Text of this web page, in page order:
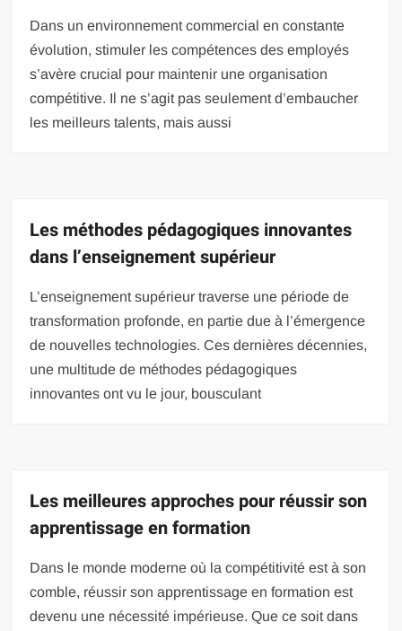
Dans un environnement commercial en constante
évolution, stimuler les compétences des employés
s’avère crucial pour maintenir une organisation
compétitive. Il ne s’agit pas seulement d’embaucher
les meilleurs talents, mais aussi
Les méthodes pédagogiques innovantes
dans l’enseignement supérieur
L’enseignement supérieur traverse une période de
transformation profonde, en partie due à l’émergence
de nouvelles technologies. Ces dernières décennies,
une multitude de méthodes pédagogiques
innovantes ont vu le jour, bousculant
Les meilleures approches pour réussir son
apprentissage en formation
Dans le monde moderne où la compétitivité est à son
comble, réussir son apprentissage en formation est
devenu une nécessité impérieuse. Que ce soit dans